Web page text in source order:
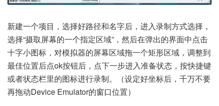
新建一个项目，选择好路径和名字后，进入录制方式选择，
选择“摄取屏幕的一个指定区域”，然后在弹出的界面中点击
十字小图标，对模拟器的屏幕区域拖一个矩形区域，调整到
最佳位置后点ok按钮后，点下一步进入准备状态，按快捷键
或者状态栏里的图标进行录制。（设定好坐标后，千万不要
再拖动Device Emulator的窗口位置）